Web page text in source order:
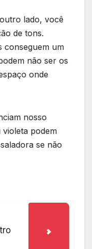
lado, você
de tons.
conseguem um
não ser os
onde
nosso
podem
se não